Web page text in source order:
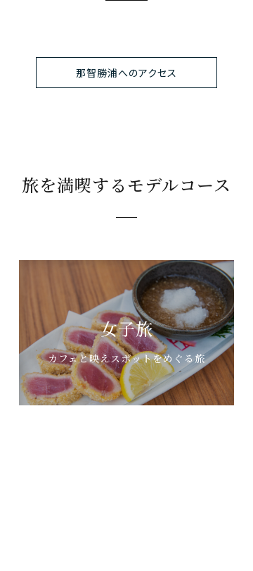
那智勝浦へのアクセス
旅を満喫するモデルコース
女子旅
カフェと映えスポットをめぐる旅